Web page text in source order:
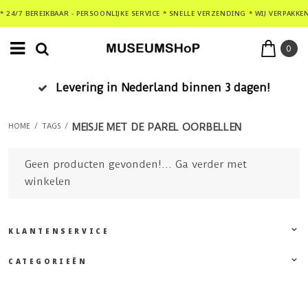
* 24/7 BEREIKBAAR - PERSOONLIJKE SERVICE * SNELLE VERZENDING * WIJ
0
Levering in Nederland binnen 3 dagen!
HOME / TAGS / MEISJE MET DE PAREL OORBELLEN
Geen producten gevonden!... Ga verder met
winkelen
KLANTENSERVICE
CATEGORIEËN